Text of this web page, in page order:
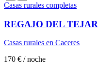
Casas rurales completas
REGAJO DEL TEJAR
Casas rurales en Caceres
170 € / noche